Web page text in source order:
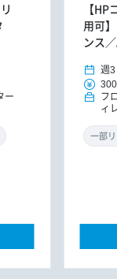
ー
【
用可
ンス
週3
フ
ィ
一部